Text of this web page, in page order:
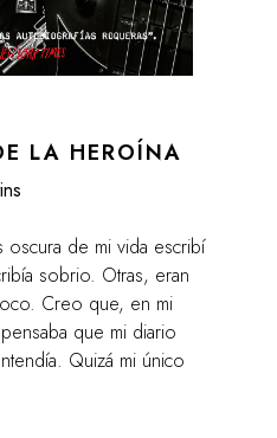
LA HEROÍNA
oscura de mi vida escribí
sobrio. Otras, eran
Creo que, en mi
que mi diario
Quizá mi único